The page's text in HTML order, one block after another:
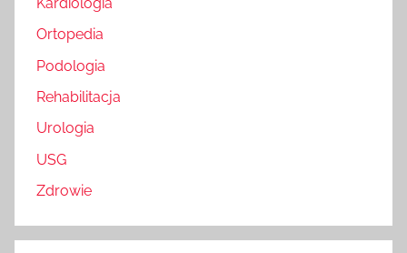
Ortopedia
Podologia
Rehabilitacja
Urologia
USG
Zdrowie